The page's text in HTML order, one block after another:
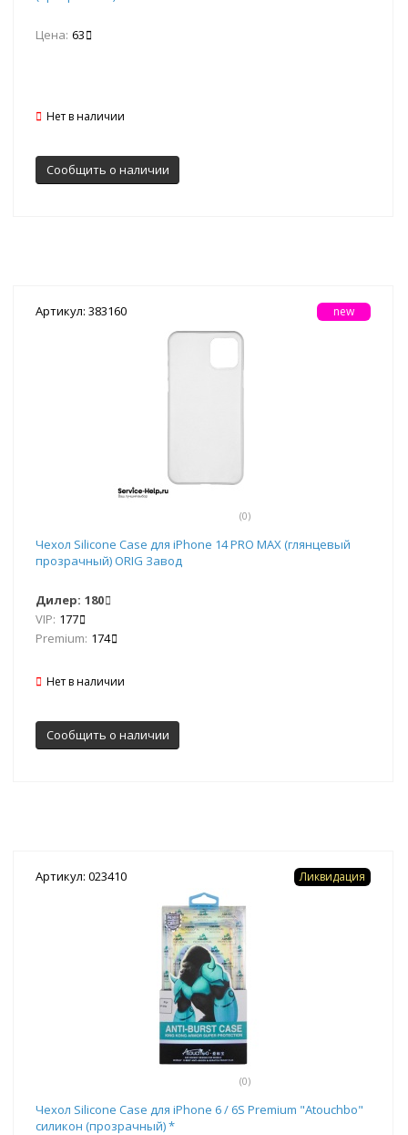
Цена: 63
Нет в наличии
Сообщить о наличии
Артикул: 383160
(0)
new
Чехол Silicone Case для iPhone 14 PRO MAX (глянцевый
прозрачный) ORIG Завод
Дилер: 180
VIP: 177
Premium: 174
Нет в наличии
Сообщить о наличии
Артикул: 023410
(0)
Ликвидация
Чехол Silicone Case для iPhone 6 / 6S Premium "Atouchbo"
силикон (прозрачный) *